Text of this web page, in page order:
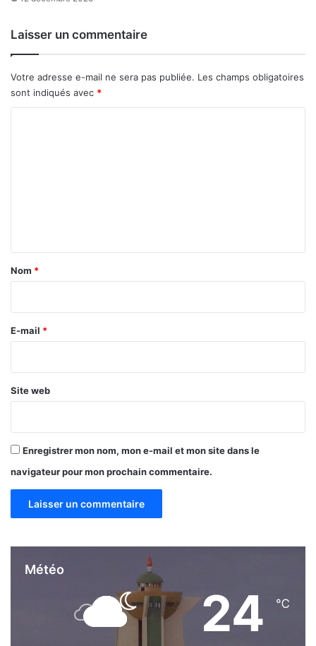
n
t
u
b
r
t
s
p
o
Laisser un commentaire
Votre adresse e-mail ne sera pas publiée. Les champs obligatoires
sont indiqués avec *
a
e
Nom *
E-mail *
Site web
Enregistrer mon nom, mon e-mail et mon site dans le
navigateur pour mon prochain commentaire.
Météo
24 ℃